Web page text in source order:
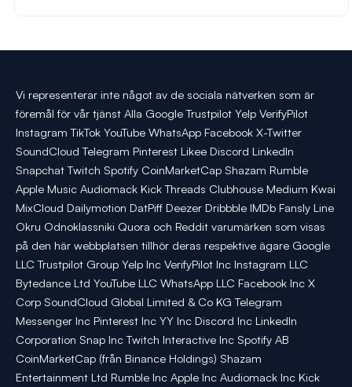
Vi representerar inte något av de sociala nätverken som är
föremål för vår tjänst Alla Google Trustpilot Yelp VerifyPilot
Instagram TikTok YouTube WhatsApp Facebook X-Twitter
SoundCloud Telegram Pinterest Likee Discord LinkedIn
Snapchat Twitch Spotify CoinMarketCap Shazam Rumble
Apple Music Audiomack Kick Threads Clubhouse Medium Kwai
MixCloud Dailymotion DatPiff Deezer Dribbble IMDb Fansly Line
Okru Odnoklassniki Quora och Reddit varumärken som visas
på den här webbplatsen tillhör deras respektive ägare Google
LLC Trustpilot Group Yelp Inc VerifyPilot Inc Instagram LLC
Bytedance Ltd YouTube LLC WhatsApp LLC Facebook Inc X
Corp SoundCloud Global Limited & Co KG Telegram
Messenger Inc Pinterest Inc YY Inc Discord Inc LinkedIn
Corporation Snap Inc Twitch Interactive Inc Spotify AB
CoinMarketCap (från Binance Holdings) Shazam
Entertainment Ltd Rumble Inc Apple Inc Audiomack Inc Kick